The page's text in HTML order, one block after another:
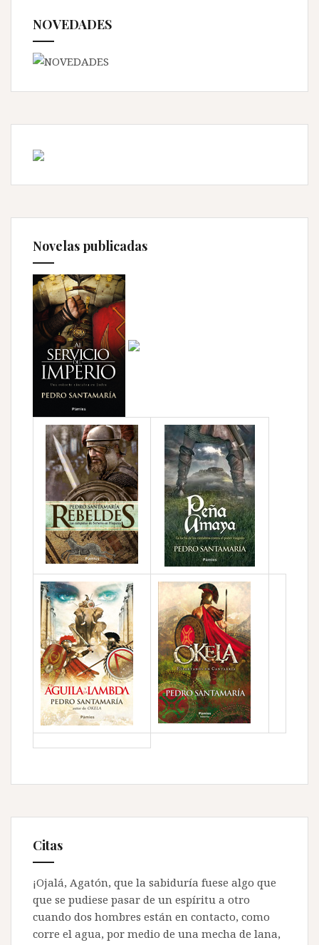
NOVEDADES
Novelas publicadas
Citas
¡Ojalá, Agatón, que la sabiduría fuese algo que
que se pudiese pasar de un espíritu a otro
cuando dos hombres están en contacto, como
corre el agua, por medio de una mecha de lana,